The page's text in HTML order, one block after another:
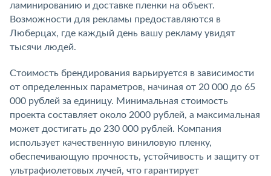
ламинированию и доставке пленки на объект.
Возможности для рекламы предоставляются в
Люберцах, где каждый день вашу рекламу увидят
тысячи людей.
Стоимость брендирования варьируется в зависимости
от определенных параметров, начиная от 20 000 до 65
000 рублей за единицу. Минимальная стоимость
проекта составляет около 2000 рублей, а максимальная
может достигать до 230 000 рублей. Компания
использует качественную виниловую пленку,
обеспечивающую прочность, устойчивость и защиту от
ультрафиолетовых лучей, что гарантирует